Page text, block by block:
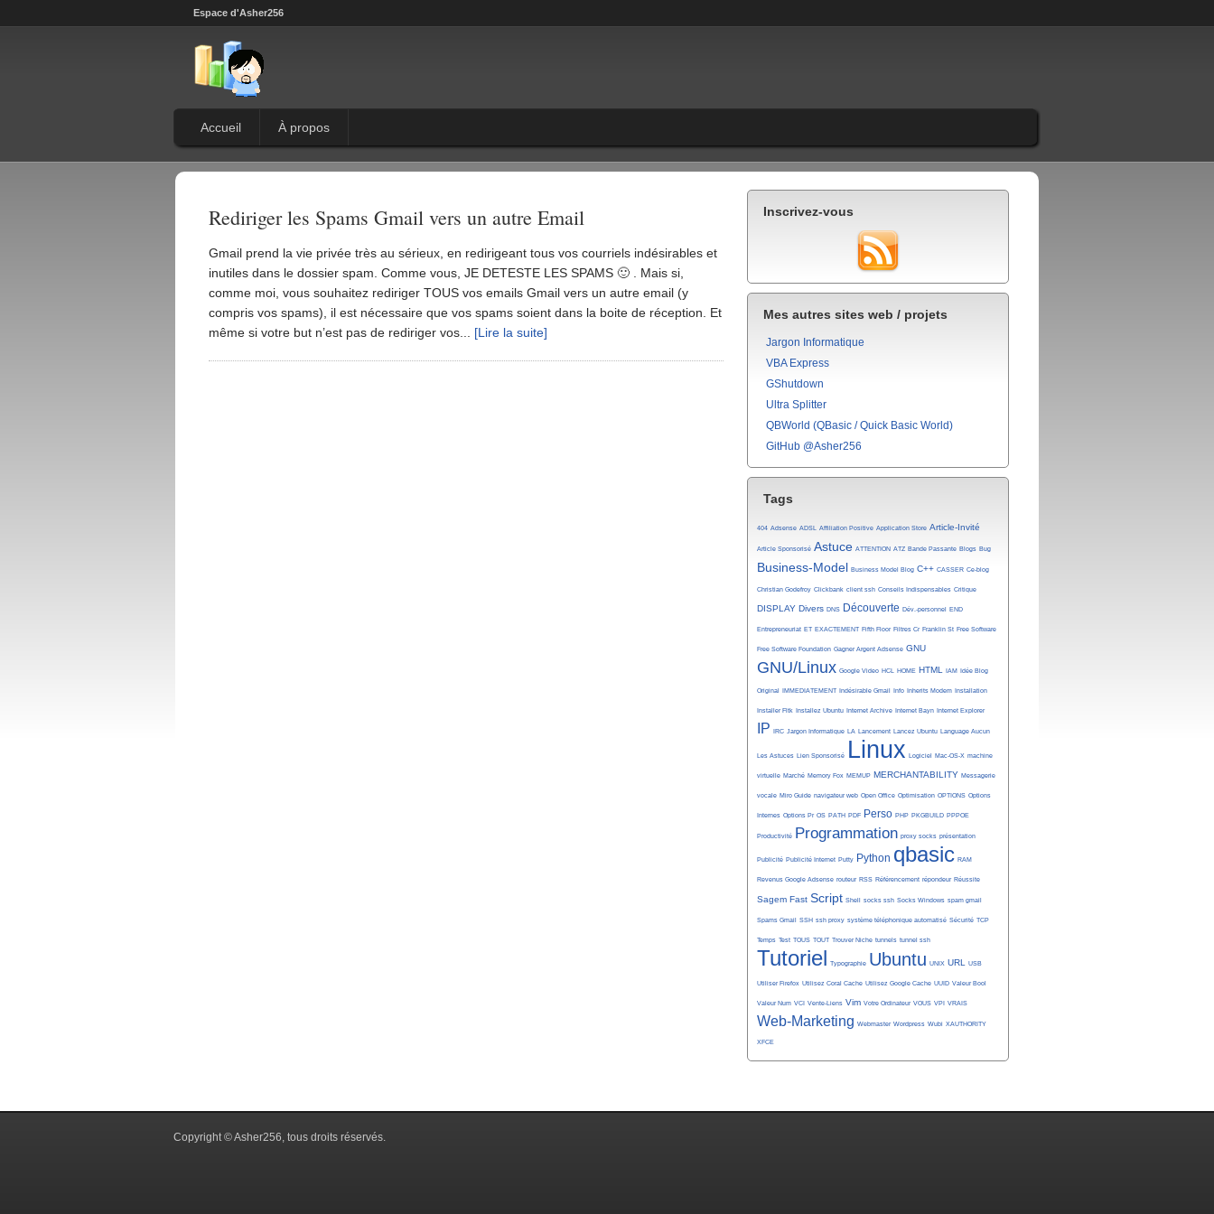
Espace d'Asher256
Accueil À propos
Rediriger les Spams Gmail vers un autre Email
Gmail prend la vie privée très au sérieux, en redirigeant tous vos courriels indésirables et
inutiles dans le dossier spam. Comme vous, JE DETESTE LES SPAMS 🙂 . Mais si,
comme moi, vous souhaitez rediriger TOUS vos emails Gmail vers un autre email (y
compris vos spams), il est nécessaire que vos spams soient dans la boite de réception. Et
même si votre but n’est pas de rediriger vos... [Lire la suite]
Inscrivez-vous
Mes autres sites web / projets
Jargon Informatique
VBA Express
GShutdown
Ultra Splitter
QBWorld (QBasic / Quick Basic World)
GitHub @Asher256
Tags
404 Adsense ADSL Affiliation Positive Application Store Article-Invité
Article Sponsorisé Astuce ATTENTION ATZ Bande Passante Blogs Bug
Business-Model Business Model Blog C++ CASSER Ce-blog
Christian Godefroy Clickbank client ssh Conseils Indispensables Critique
DISPLAY Divers DNS Découverte Dév.-personnel END
Entrepreneuriat ET EXACTEMENT Fifth Floor Filtres Cr Franklin St Free Software
Free Software Foundation Gagner Argent Adsense GNU
GNU/Linux Google Video HCL HOME HTML IAM Idée Blog
Original IMMEDIATEMENT Indésirable Gmail Info Inherits Modem Installation
Installer Fltk Installez Ubuntu Internet Archive Internet Bayn Internet Explorer
IP IRC Jargon Informatique LA Lancement Lancez Ubuntu Language Aucun
Les Astuces Lien Sponsorisé Linux Logiciel Mac-OS-X machine
virtuelle Marché Memory Fox MEMUP MERCHANTABILITY Messagerie
vocale Miro Guide navigateur web Open Office Optimisation OPTIONS Options
Internes Options Pr OS PATH PDF Perso PHP PKGBUILD PPPOE
Productivité Programmation proxy socks présentation
Publicité Publicité Internet Putty Python qbasic RAM
Revenus Google Adsense routeur RSS Référencement répondeur Réussite
Sagem Fast Script Shell socks ssh Socks Windows spam gmail
Spams Gmail SSH ssh proxy système téléphonique automatisé Sécurité TCP
Temps Test TOUS TOUT Trouver Niche tunnels tunnel ssh
Tutoriel Typographie Ubuntu UNIX URL USB
Utiliser Firefox Utilisez Coral Cache Utilisez Google Cache UUID Valeur Bool
Valeur Num VCI Vente-Liens Vim Votre Ordinateur VOUS VPI VRAIS
Web-Marketing Webmaster Wordpress Wubi XAUTHORITY
XFCE
Copyright © Asher256, tous droits réservés.